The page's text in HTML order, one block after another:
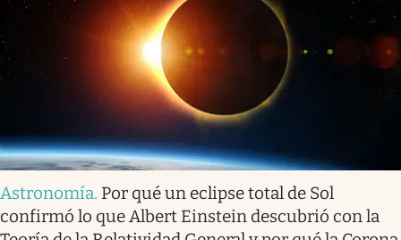
Astronomía. Por qué un eclipse total de Sol
confirmó lo que Albert Einstein descubrió con la